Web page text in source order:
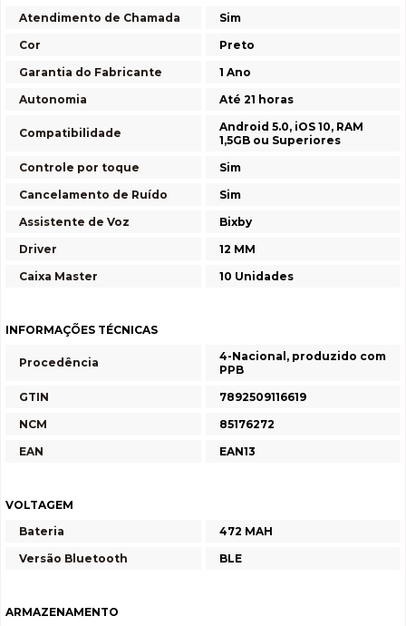
Atendimento de Chamada
Sim
Cor
Preto
Garantia do Fabricante
1 Ano
Autonomia
Até 21 horas
Compatibilidade
Android 5.0, iOS 10, RAM
1,5GB ou Superiores
Controle por toque
Sim
Cancelamento de Ruído
Sim
Assistente de Voz
Bixby
Driver
12 MM
Caixa Master
10 Unidades
INFORMAÇÕES TÉCNICAS
Procedência
4-Nacional, produzido com
PPB
GTIN
7892509116619
NCM
85176272
EAN
EAN13
VOLTAGEM
Bateria
472 MAH
Versão Bluetooth
BLE
ARMAZENAMENTO